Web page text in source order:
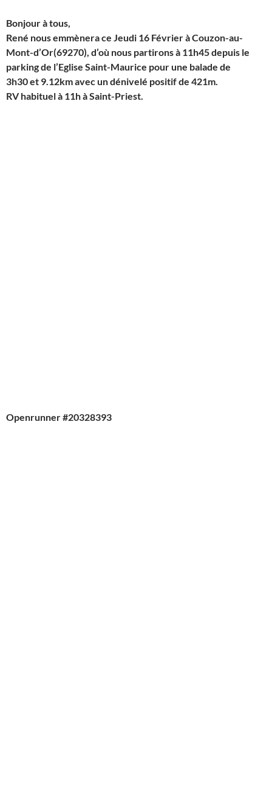
Bonjour à tous,
René nous emmènera ce Jeudi 16 Février àCouzon-au-
Mont-d’Or(69270), d’où nous partirons à 11h45 depuis le
parking de l’Eglise Saint-Maurice pour une balade de
3h30 et 9.12km avec un dénivelé positif de 421m.
RV habituel à 11h à Saint-Priest.
Openrunner#20328393